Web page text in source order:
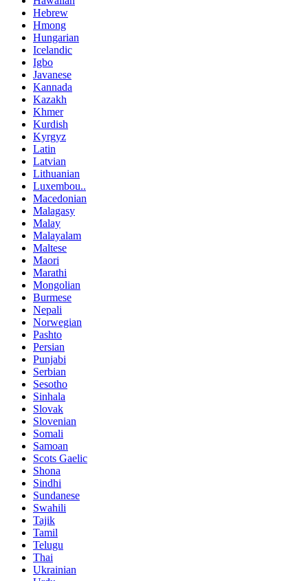
Hebrew
Hmong
Hungarian
Icelandic
Igbo
Javanese
Kannada
Kazakh
Khmer
Kurdish
Kyrgyz
Latin
Latvian
Lithuanian
Luxembou..
Macedonian
Malagasy
Malay
Malayalam
Maltese
Maori
Marathi
Mongolian
Burmese
Nepali
Norwegian
Pashto
Persian
Punjabi
Serbian
Sesotho
Sinhala
Slovak
Slovenian
Somali
Samoan
Scots Gaelic
Shona
Sindhi
Sundanese
Swahili
Tajik
Tamil
Telugu
Thai
Ukrainian